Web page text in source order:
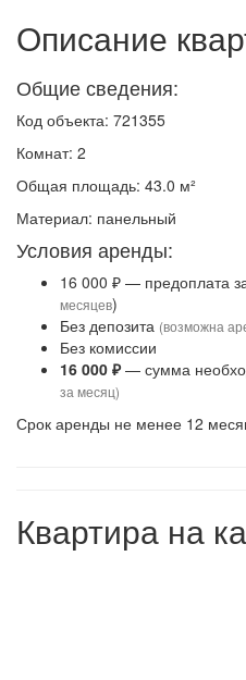
Описание
Общие сведения:
Код объекта: 721355
Комнат: 2
Общая площадь: 43.0 м²
Материал: панельный
Условия аренды:
16 000 ₽ — предоплата
месяцев)
Без депозита (возможна
Без комиссии
16 000 ₽— сумма
за месяц)
Срок аренды не менее 12
Квартира на